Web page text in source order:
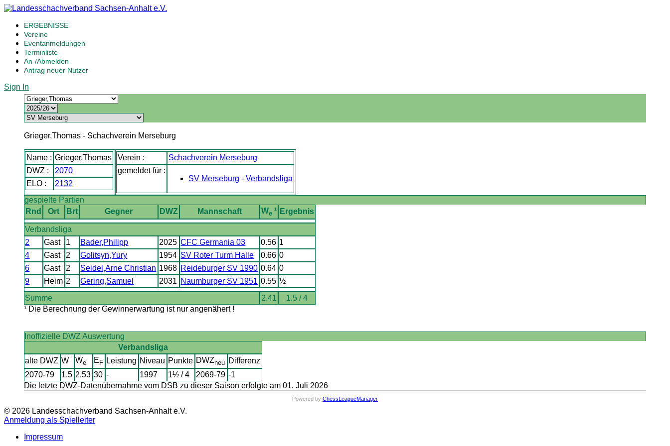
ERGEBNISSE
Vereine
Eventanmeldungen
Terminliste
An-/Abmelden
Antrag neuer Nutzer
Sign In
Grieger,Thomas - Schachverein Merseburg
Name : Grieger,Thomas
DWZ :
2070
ELO :
2132
Verein :
Schachverein Merseburg
gemeldet für :
SV Merseburg -Verbandsliga
gespielte Partien
Rnd
Ort Brt Gegner DWZ Mannschaft We¹ Ergebnis
Verbandsliga
2
Gast 1 Bader,Philipp 2025 CFC Germania 03 0.56 1
4
Gast 2 Golitsyn,Yury 1954 SV Roter Turm Halle 0.66 0
6
Gast 2 Seidel,Arne Christian 1968 Reideburger SV 1990 0.64 0
9
Heim 2 Gering,Samuel 2031 Naumburger SV 1951 0.55 ½
Summe
2.41
1.5 / 4
¹ Die Berechnung der Gewinnerwartung ist nur angenähert !
Inoffizielle DWZ Auswertung
Verbandsliga
alte DWZ W We E F Leistung Niveau Punkte DWZneu Differenz
2070-79
1.5 2.53 30 - 1997 1½ / 4 2069-79 -1
Die letzte DWZ-Datenübernahme vom DSB zu dieser Saison erfolgte am 01. Juli 2026
Powered by ChessLeagueManager
© 2026 Landesschachverband Sachsen-Anhalt e.V.
Anmeldung als Spielleiter
Impressum